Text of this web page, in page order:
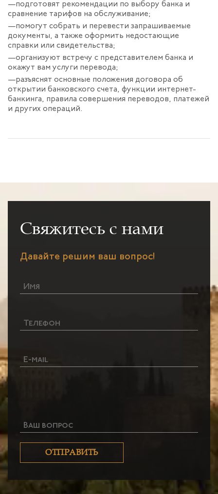
подготовят рекомендации по выбору банка и
сравнение тарифов на обслуживание;
помогут собрать и перевести запрашиваемые
документы, а также оформить недостающие
справки или свидетельства;
организуют встречу с представителем банка и
окажут вам услуги перевода;
разъяснят основные положения договора об
открытии банковского счета, функции интернет-
банкинга, правила совершения переводов, платежей
и других операций.
Свяжитесь с нами
Давайте решим ваш вопрос!
Ваш вопрос
ОТПРАВИТЬ